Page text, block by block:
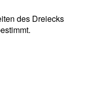
des Dreiecks